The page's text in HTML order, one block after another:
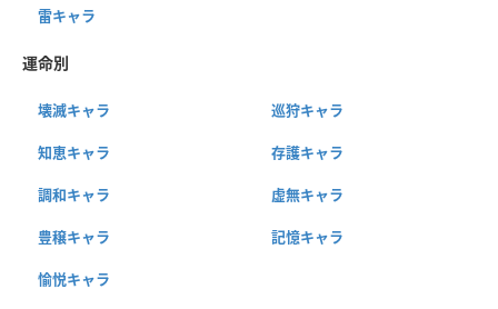
雷キャラ
運命別
壊滅キャラ 巡狩キャラ
知恵キャラ 存護キャラ
調和キャラ 虚無キャラ
豊穣キャラ 記憶キャラ
愉悦キャラ